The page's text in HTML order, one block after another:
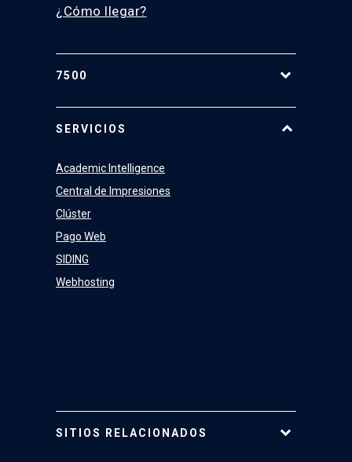
¿Cómo llegar?
7500
SERVICIOS
Academic Intelligence
Central de Impresiones
Clúster
Pago Web
SIDING
Webhosting
SITIOS RELACIONADOS